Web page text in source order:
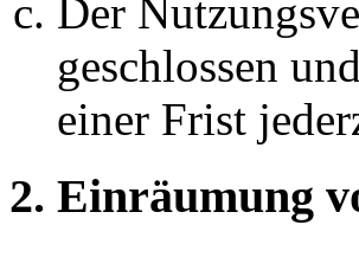
Der
geschlossen
einer Frist
2. Einräumung